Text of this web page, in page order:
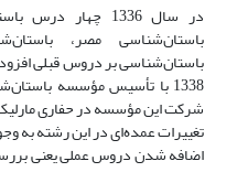
در سال 1336 چهار
باستان‌شناسی مصر،
1338 با تأسیس مؤسسه
شرکت این مؤسسه در حفاری
تغییرات عمده‌ای در این رشته به
اضافه شدن دروس عملی یعنی